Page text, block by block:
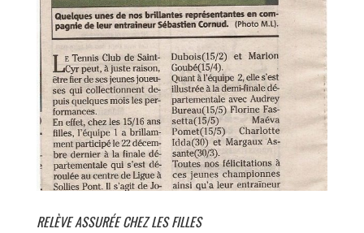
RELÈVE ASSURÉE CHEZ LES FILLES